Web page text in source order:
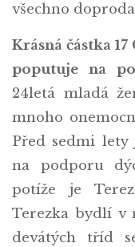
všechno
Krásná částka
poputuje na
24letá mladá
mnoho
Před sedmi
na podporu
potíže je
Terezka bydlí v
devátých tříd